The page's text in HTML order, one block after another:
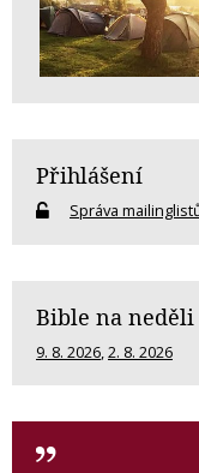
Přihlášení
Správa
Bible na neděli
9. 8. 2026,2. 8. 2026